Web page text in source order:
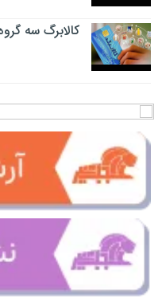
کالابرگ سه